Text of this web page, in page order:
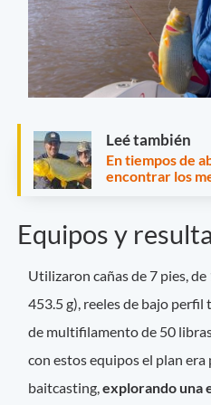
Leé también
En tiempos de
encontrar los
Equipos y
Utilizaron cañas de 7 pies,
453.5 g), reeles de bajo perfil
de multifilamento de 50
con estos equipos el plan
baitcasting,explorando una